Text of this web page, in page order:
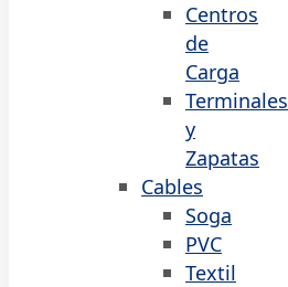
Centros
de
Carga
Terminales
y
Zapatas
Cables
Soga
PVC
Textil